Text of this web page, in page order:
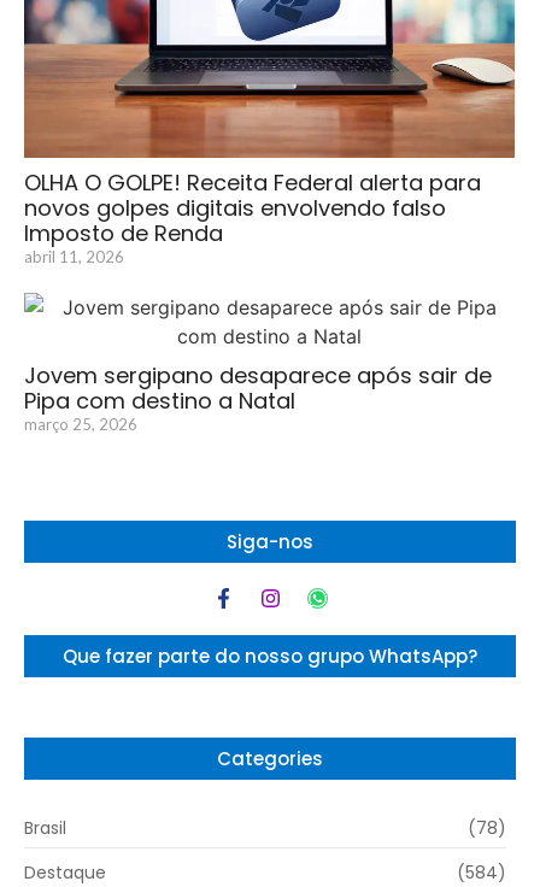
OLHA O GOLPE! Receita Federal alerta para
novos golpes digitais envolvendo falso
Imposto de Renda
abril 11, 2026
Jovem sergipano desaparece após sair de
Pipa com destino a Natal
março 25, 2026
Siga-nos
Que fazer parte do nosso grupo WhatsApp?
Categories
Brasil
(78)
Destaque
(584)